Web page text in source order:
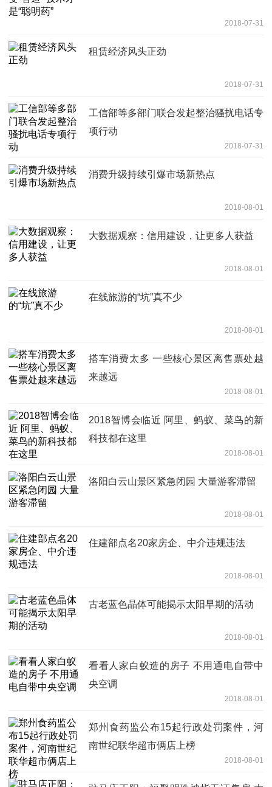
2018-07-31
租赁经济风头正劲
2018-07-31
工信部等多部门联合发起整治骚扰电话专
项行动
2018-07-31
消费升级持续引爆市场新热点
2018-08-01
大数据观察：信用建设，让更多人获益
2018-08-01
在线旅游的“坑”真不少
2018-08-01
搭车消费太多 一些核心景区离售票处越
来越远
2018-08-01
2018智博会临近 阿里、蚂蚁、菜鸟的新
科技都在这里
2018-08-01
洛阳白云山景区紧急闭园 大量游客滞留
2018-08-01
住建部点名20家房企、中介违规违法
2018-08-01
古老蓝色晶体可能揭示太阳早期的活动
2018-08-01
看看人家白蚁造的房子 不用通电自带中
央空调
2018-08-01
郑州食药监公布15起行政处罚案件，河
南世纪联华超市俩店上榜
2018-08-01